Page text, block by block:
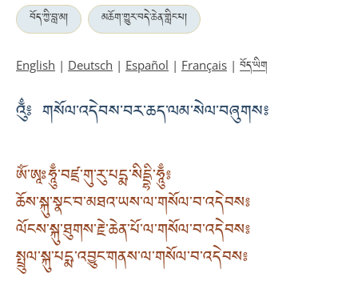
བོད་ཀྱི་བླ་མ།
མཆོག་གྱུར་བདེ་ཆེན་གླིང་པ།
English | Deutsch | Español | Français | བོད་ཡིག
༃ གསོལ་འདེབས་བར་ཆད་ལམ་སེལ་བཞུགས༔
ཨོཾ་ཨཱཿཧཱུྃ་བཛྲ་གུ་རུ་པདྨ་སིདྡྷི་ཧཱུྃ༔
ཆོས་སྐུ་སྣང་བ་མཐའ་ཡས་ལ་གསོལ་བ་འདེབས༔
ལོངས་སྐུ་ཐུགས་རྗེ་ཆེན་པོ་ལ་གསོལ་བ་འདེབས༔
སྤྲུལ་སྐུ་པདྨ་འབྱུང་གནས་ལ་གསོལ་བ་འདེབས༔